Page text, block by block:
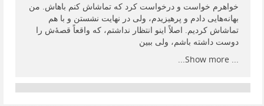
خواهرم خواست و درخواست کرد که تماشاش کنم باهاش. من
بهانەهایی دادم و پرهیزیدم، ولی در نهایت نشستن و با هم
تماشاش کردیم. اصلاً اینو انتظار نداشتم، که واقعاً قصۀش را
دوست داشته باشم، ولی ببین
...
Show more...